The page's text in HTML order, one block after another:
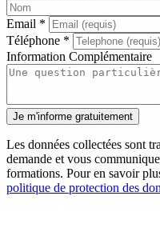
Email *
Téléphone *
Information Complémentaire
Les données collectées sont
demande et vous
formations. Pour en savoir
politique de protection des